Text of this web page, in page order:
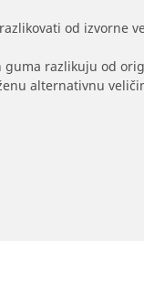
od izvorne
guma razlikuju od
alternativnu